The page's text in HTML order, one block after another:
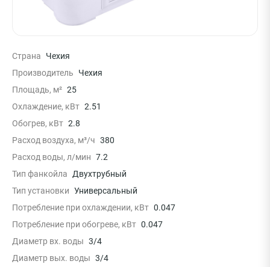
Страна
Чехия
Производитель
Чехия
Площадь, м² 25
Охлаждение, кВт 2.51
Обогрев, кВт 2.8
Расход воздуха, м³/ч 380
Расход воды, л/мин 7.2
Тип фанкойла
Двухтрубный
Тип установки Универсальный
Потребление при охлаждении, кВт 0.047
Потребление при обогреве, кВт 0.047
Диаметр вх. воды 3/4
Диаметр вых. воды 3/4